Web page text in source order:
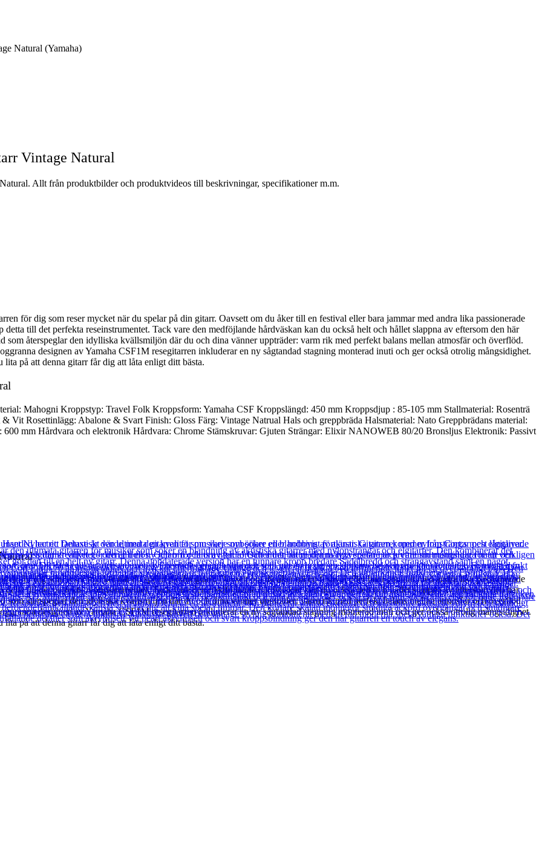
Natural (Yamaha)
Vintage Natural
Allt från produktbilder och produktvideos till beskrivningar, specifikationer m.m.
för dig som reser mycket när du spelar på din gitarr. Oavsett om du åker till en festival eller bara jammar med andra lika passionerade
till det perfekta reseinstrumentet. Tack vare den medföjlande hårdväskan kan du också helt och hållet slappna av eftersom den här
återspeglar den idylliska kvällsmiljön där du och dina vänner uppträder: varm rik med perfekt balans mellan atmosfär och överflöd.
designen av Yamaha CSF1M resegitarren inkluderar en ny sågtandad stagning monterad inuti och ger också otrolig mångsidighet.
på att denna gitarr får dig att låta enligt ditt bästa.
Mahogni Kroppstyp: Travel Folk Kroppsform: Yamaha CSF Kroppslängd: 450 mm Kroppsdjup : 85-105 mm Stallmaterial: Rosenträ
Vit Rosettinlägg: Abalone & Svart Finish: Gloss Färg: Vintage Natrual Hals och greppbräda Halsmaterial: Nato Greppbrädans material:
600 mm Hårdvara och elektronik Hårdvara: Chrome Stämskruvar: Gjuten Strängar: Elixir NANOWEB 80/20 Bronsljus Elektronik: Passivt
för dig som reser mycket när du spelar på din gitarr. Oavsett om du åker till en festival eller bara jammar med andra lika passionerade
till det perfekta reseinstrumentet. Tack vare den medföjlande hårdväskan kan du också helt och hållet slappna av eftersom den här
återspeglar den idylliska kvällsmiljön där du och dina vänner uppträder: varm rik med perfekt balans mellan atmosfär och överflöd.
designen av Yamaha CSF1M resegitarren inkluderar en ny sågtandad stagning monterad inuti och ger också otrolig mångsidighet.
på att denna gitarr får dig att låta enligt ditt bästa.